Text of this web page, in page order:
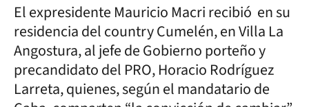
El expresidente Mauricio Macri recibió en su
residencia del country Cumelén, en Villa La
Angostura, al jefe de Gobierno porteño y
precandidato del PRO, Horacio Rodríguez
Larreta, quienes, según el mandatario de